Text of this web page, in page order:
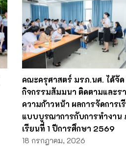
คณะครุศาสตร์ มรภ.นศ. ได้จัด
กิจกรรมสัมมนา ติดตามและร
ความก้าวหน้า ผลการจัดการเ
แบบบูรณาการกับการทำงาน
เรียนที่ 1 ปีการศึกษา 2569
18 กรกฎาคม, 2026